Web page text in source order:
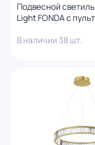
Подвесной
Light FONDA с
креплением IP20
3000-6000K
В наличии 38 шт.
Назначение
Количество